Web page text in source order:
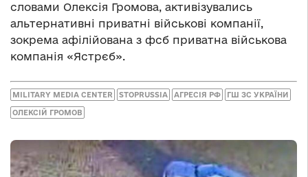
словами Олексія Громова, активізувались
альтернативні приватні військові компанії,
зокрема афілійована з фсб приватна військова
компанія «Ястрєб».
MILITARY MEDIA CENTER STOPRUSSIA АГРЕСІЯ РФ ГШ ЗС УКРАЇНИ
ОЛЕКСІЙ ГРОМОВ